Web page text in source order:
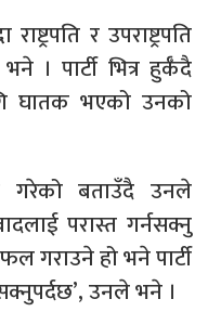
र उपराष्ट्रपति
पार्टी भित्र हुर्कँदै
घातक भएको उनको
गरेको बताउँदै उनले
परास्त गर्नसक्नु
गराउने हो भने पार्टी
उनले भने ।